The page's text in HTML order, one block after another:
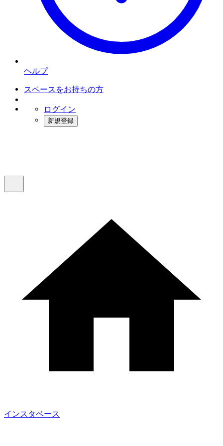
ヘルプ
スペースをお持ちの方
ログイン
新規登録
インスタベース